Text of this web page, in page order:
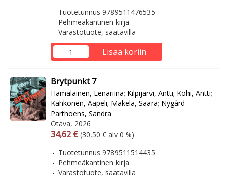
Tuotetunnus 9789511476535
Pehmeäkantinen kirja
Varastotuote, saatavilla
Lisää koriin
Brytpunkt 7
Hämäläinen, Eenariina; Kilpijärvi, Antti; Kohi, Antti;
Kähkönen, Aapeli; Mäkelä, Saara; Nygård-
Parthoens, Sandra
Otava, 2026
Arvonlisäverollinen hinta
34,62 € Arvonlisäveroton hinta
(30,50 € alv 0 %)
Tuotetunnus 9789511514435
Pehmeäkantinen kirja
Varastotuote, saatavilla